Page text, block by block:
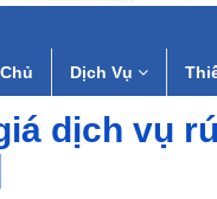
Dịch Vụ
dịch vụ